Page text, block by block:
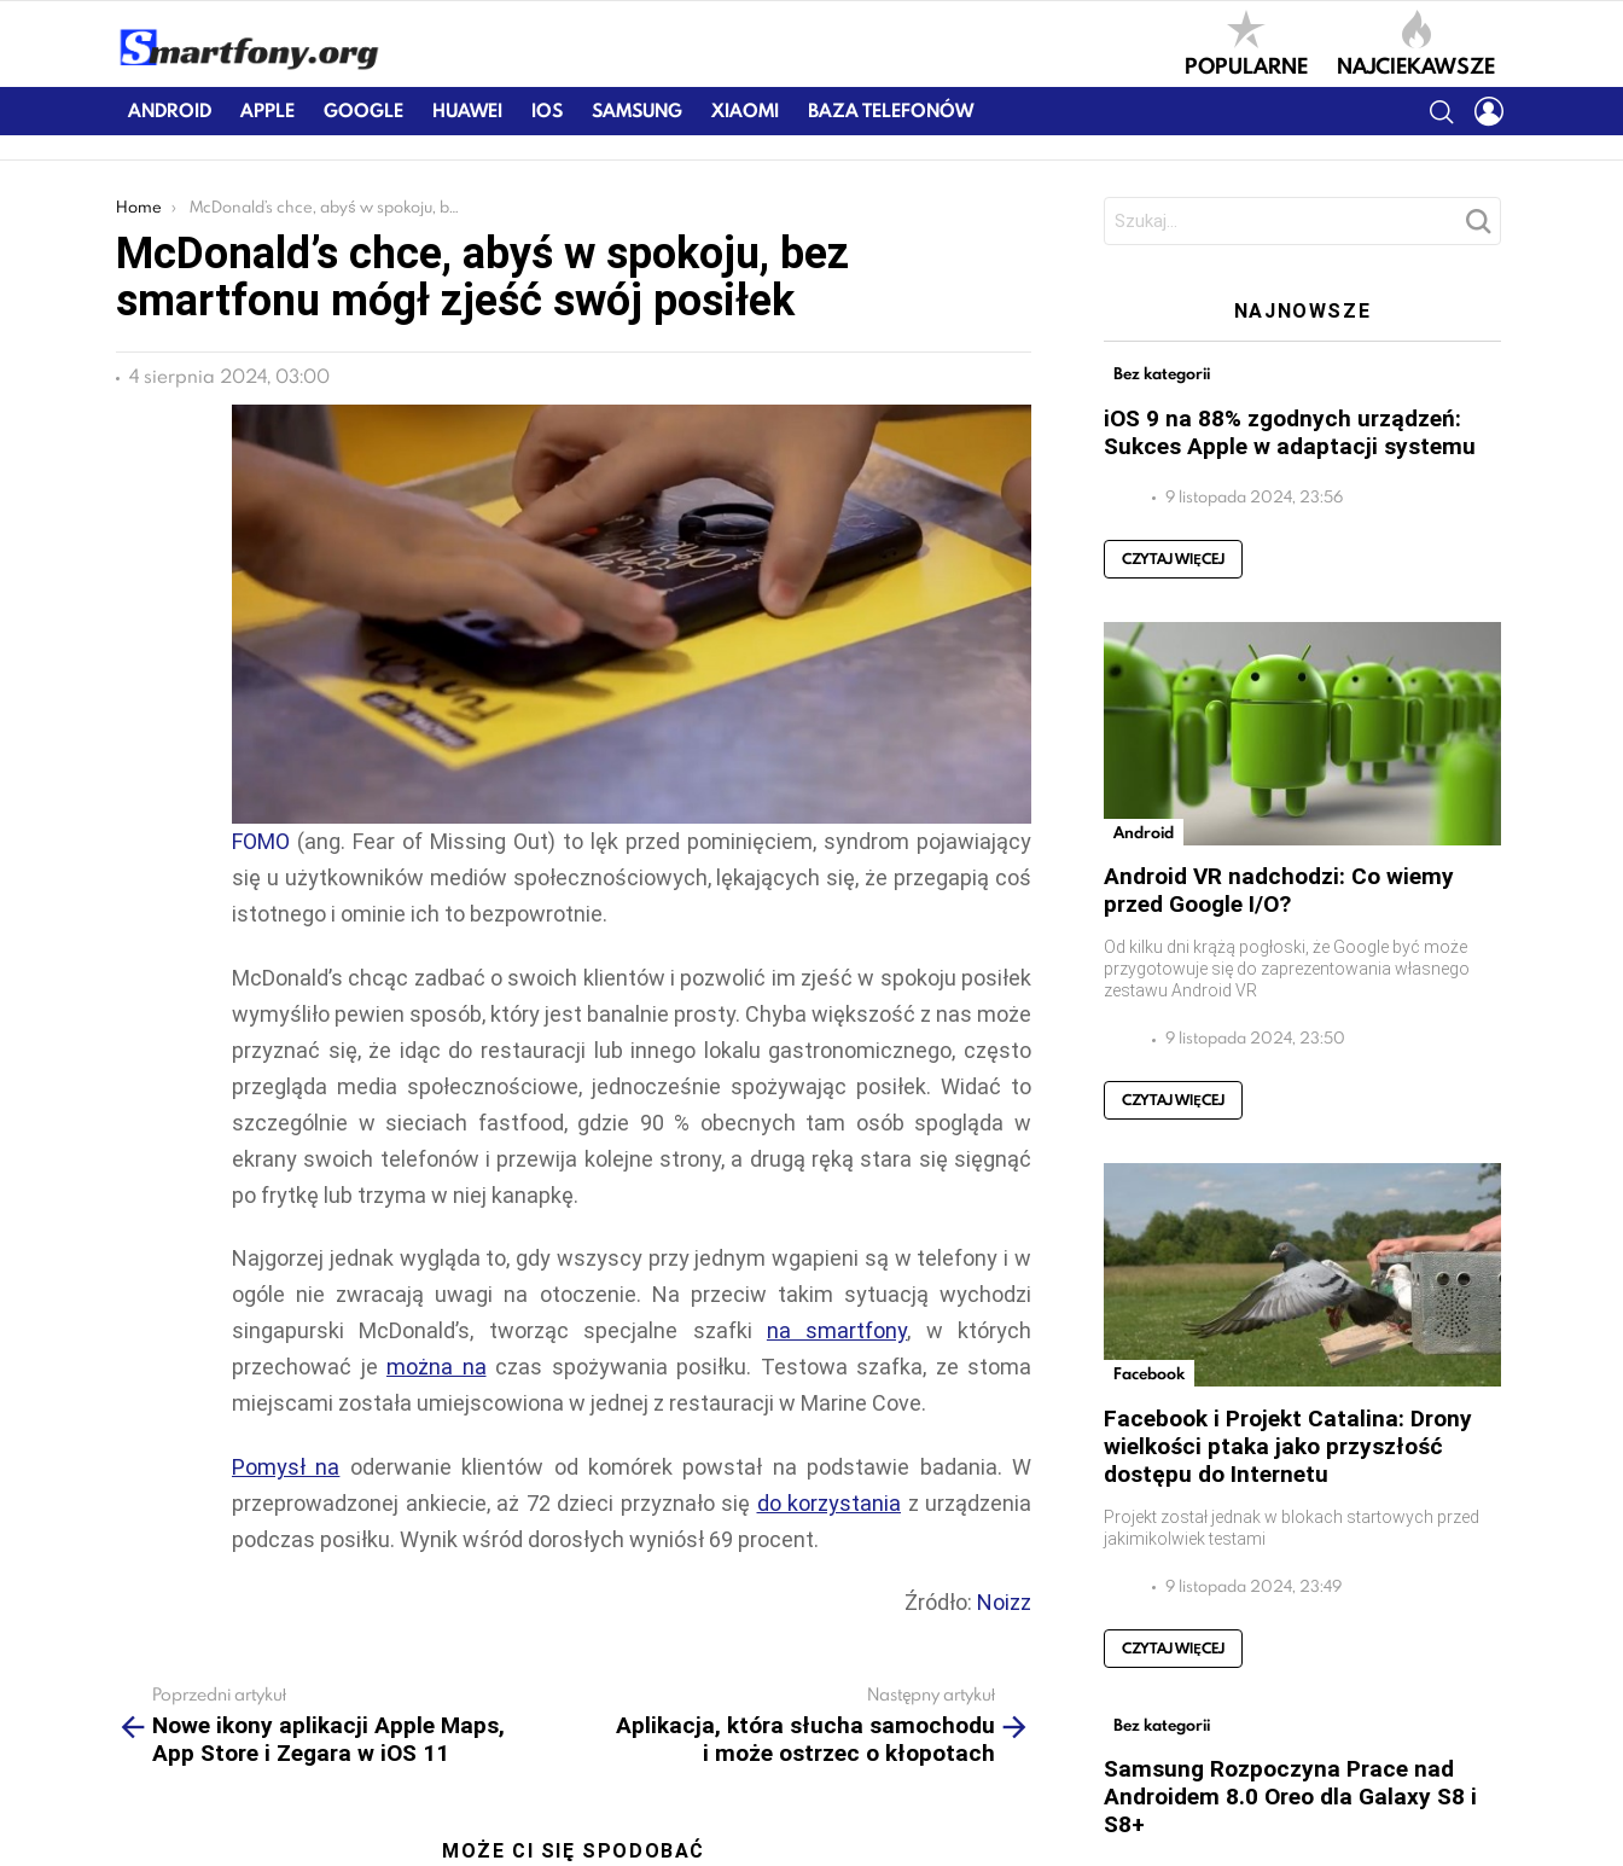
POPULARNE NAJCIEKAWSZE
ANDROID APPLE GOOGLE HUAWEI IOS SAMSUNG XIAOMI BAZA TELEFONÓW SEARCH
You are here:
Home McDonald’s chce, abyś w spokoju, bez smartfonu mógł zjeść swój posiłek
McDonald’s chce, abyś w spokoju, bez
smartfonu mógł zjeść swój posiłek
4 sierpnia 2024, 03:00
FOMO (ang. Fear of Missing Out) to lęk przed pominięciem, syndrom pojawiający
się u użytkowników mediów społecznościowych, lękających się, że przegapią coś
istotnego i ominie ich to bezpowrotnie.
McDonald’s chcąc zadbać o swoich klientów i pozwolić im zjeść w spokoju posiłek
wymyśliło pewien sposób, który jest banalnie prosty. Chyba większość z nas może
przyznać się, że idąc do restauracji lub innego lokalu gastronomicznego, często
przegląda media społecznościowe, jednocześnie spożywając posiłek. Widać to
szczególnie w sieciach fastfood, gdzie 90 % obecnych tam osób spogląda w
ekrany swoich telefonów i przewija kolejne strony, a drugą ręką stara się sięgnąć
po frytkę lub trzyma w niej kanapkę.
Najgorzej jednak wygląda to, gdy wszyscy przy jednym wgapieni są w telefony i w
ogóle nie zwracają uwagi na otoczenie. Na przeciw takim sytuacją wychodzi
singapurski McDonald’s, tworząc specjalne szafki na smartfony, w których
przechować je można na czas spożywania posiłku. Testowa szafka, ze stoma
miejscami została umiejscowiona w jednej z restauracji w Marine Cove.
Pomysł na oderwanie klientów od komórek powstał na podstawie badania. W
przeprowadzonej ankiecie, aż 72 dzieci przyznało się do korzystania z urządzenia
podczas posiłku. Wynik wśród dorosłych wyniósł 69 procent.
Źródło: Noizz
more
Poprzedni artykuł
Nowe ikony aplikacji Apple Maps,
App Store i Zegara w iOS 11
Następny artykuł
Aplikacja, która słucha samochodu
i może ostrzec o kłopotach
MOŻE CI SIĘ SPODOBAĆ
NAJNOWSZE
Bez kategorii
iOS 9 na 88% zgodnych urządzeń:
Sukces Apple w adaptacji systemu
9 listopada 2024, 23:56
CZYTAJ WIĘCEJ
Android
Android VR nadchodzi: Co wiemy
przed Google I/O?
Od kilku dni krążą pogłoski, że Google być może
przygotowuje się do zaprezentowania własnego
zestawu Android VR
9 listopada 2024, 23:50
CZYTAJ WIĘCEJ
Facebook
Facebook i Projekt Catalina: Drony
wielkości ptaka jako przyszłość
dostępu do Internetu
Projekt został jednak w blokach startowych przed
jakimikolwiek testami
9 listopada 2024, 23:49
CZYTAJ WIĘCEJ
Bez kategorii
Samsung Rozpoczyna Prace nad
Androidem 8.0 Oreo dla Galaxy S8 i
S8+